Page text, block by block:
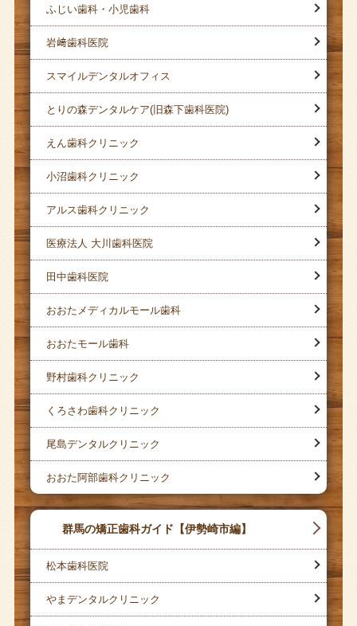
ふじい歯科・小児歯科
岩﨑歯科医院
スマイルデンタルオフィス
とりの森デンタルケア(旧森下歯科医院)
えん歯科クリニック
小沼歯科クリニック
アルス歯科クリニック
医療法人 大川歯科医院
田中歯科医院
おおたメディカルモール歯科
おおたモール歯科
野村歯科クリニック
くろさわ歯科クリニック
尾島デンタルクリニック
おおた阿部歯科クリニック
群馬の矯正歯科ガイド【伊勢崎市編】
松本歯科医院
やまデンタルクリニック